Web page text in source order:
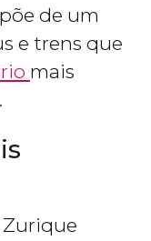
de um
e trens que
mais
.